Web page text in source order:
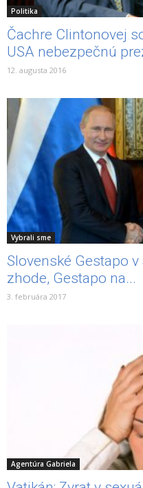
Politika
Čachre Clintonovej
USA nebezpečnú
12. augusta 2016
Vybrali sme
Slovenské Gestapo
zhode, Gestapo na...
3. februára 2017
Agentúra Gabriela